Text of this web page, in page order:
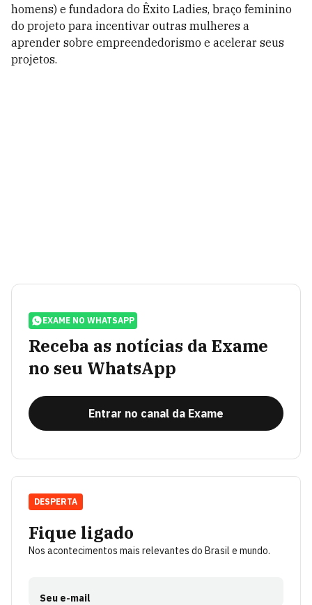
homens) e fundadora do Êxito Ladies, braço feminino
do projeto para incentivar outras mulheres a
aprender sobre empreendedorismo e acelerar seus
projetos.
EXAME NO WHATSAPP
Receba as notícias da Exame
no seu WhatsApp
Entrar no canal da Exame
Fique ligado
Nos acontecimentos mais relevantes do Brasil e mundo.
Seu e-mail
DESPERTA